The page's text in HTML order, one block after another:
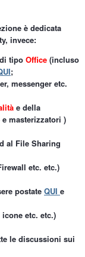
è dedicata
invece:
tipo Office (incluso
;
messenger etc.
e della
masterizzatori )
al File Sharing
etc. etc.)
postate QUI e
etc. etc.)
le discussioni sui